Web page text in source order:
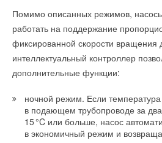
Помимо описанных режимов, насосы
работать на поддержание
фиксированной скорости вращения
интеллектуальный контроллер
дополнительные функции:
ночной режим. Если
в подающем трубопроводе за
15°C или больше, насос
в экономичный режим и